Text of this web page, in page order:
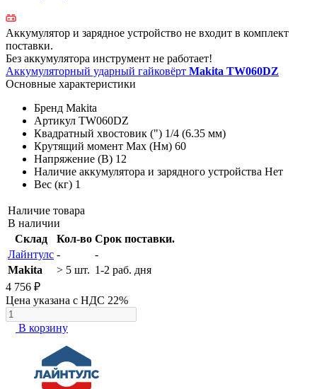
Аккумулятор и зарядное устройство не входит в комплект
поставки.
Без аккумулятора инструмент не работает!
Аккумуляторный ударный гайковёрт Makita TW060DZ
Основные характеристики
Бренд Makita
Артикул TW060DZ
Квадратный хвостовик (") 1/4 (6.35 мм)
Крутящий момент Max (Нм) 60
Напряжение (В) 12
Наличие аккумулятора и зарядного устройства Нет
Вес (кг) 1
Наличие товара
В наличии
Склад
Кол-во Срок поставки.
Лайнтулс -
-
Makita
> 5 шт. 1-2 раб. дня
4 756 ₽
Цена указана с НДС 22%
В корзину